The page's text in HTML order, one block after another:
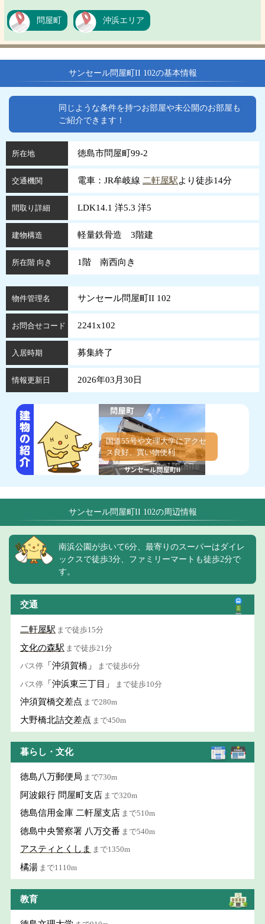
問屋町 沖浜エリア
サンセール問屋町II 102の基本情報
同じような条件を持つお部屋や未公開のお部屋も
ご紹介できます！
所在地 徳島市問屋町99-2
交通機関 電車：JR牟岐線 二軒屋駅より徒歩14分
間取り詳細 LDK14.1 洋5.3 洋5
建物構造 軽量鉄骨造 3階建
所在階 向き 1階 南西向き
物件管理名 サンセール問屋町II 102
お問合せコード 2241x102
入居時期 募集終了
情報更新日 2026年03月30日
国道55号や文理大学にアクセ
ス良好、買い物便利
サンセール問屋町II 102の周辺情報
南浜公園が歩いて6分、最寄りのスーパーはダイレ
ックスで徒歩3分、ファミリーマートも徒歩2分で
す。
交通
二軒屋駅 まで徒歩15分
文化の森駅 まで徒歩21分
バス停 「沖須賀橋」 まで徒歩6分
バス停 「沖浜東三丁目」 まで徒歩10分
沖須賀橋交差点 まで280m
大野橋北詰交差点 まで450m
暮らし・文化
徳島八万郵便局 まで730m
阿波銀行 問屋町支店 まで320m
徳島信用金庫 二軒屋支店 まで510m
徳島中央警察署 八万交番 まで540m
アスティとくしま まで1350m
橘湯 まで1110m
教育